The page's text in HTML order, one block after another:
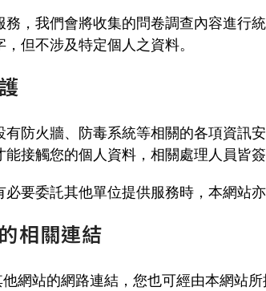
務，我們會將收集的問卷調查內容進行
但不涉及特定個人之資料。
有防火牆、防毒系統等相關的各項資訊
接觸您的個人資料，相關處理人員皆
要委託其他單位提供服務時，本網站
相關連結
網站的網路連結，您也可經由本網站